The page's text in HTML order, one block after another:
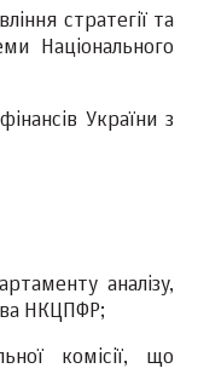
стратегії та
Національного
України з
аналізу,
НКЦПФР;
комісії‚ що